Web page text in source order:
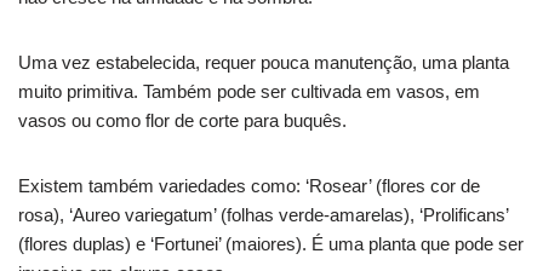
Uma vez estabelecida, requer pouca manutenção, uma planta
muito primitiva. Também pode ser cultivada em vasos, em
vasos ou como flor de corte para buquês.
Existem também variedades como: ‘Rosear’ (flores cor de
rosa), ‘Aureo variegatum’ (folhas verde-amarelas), ‘Prolificans’
(flores duplas) e ‘Fortunei’ (maiores). É uma planta que pode ser